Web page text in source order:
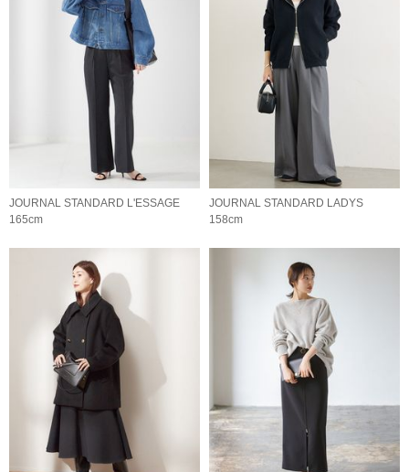
JOURNAL STANDARD L'ESSAGE
165cm
JOURNAL STANDARD LADYS
158cm